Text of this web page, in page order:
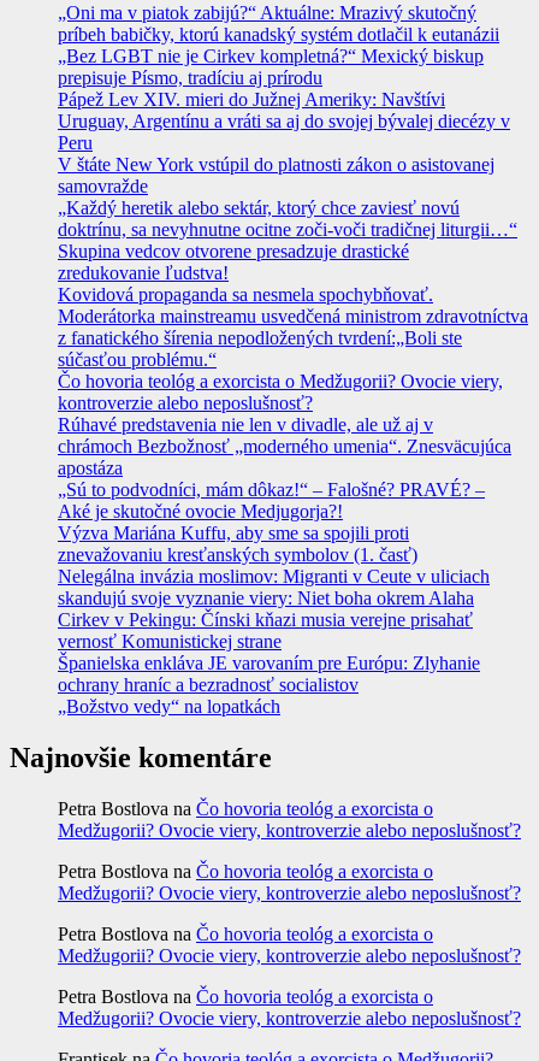
„Oni ma v piatok zabijú?“ Aktuálne: Mrazivý skutočný
príbeh babičky, ktorú kanadský systém dotlačil k eutanázii
„Bez LGBT nie je Cirkev kompletná?“ Mexický biskup
prepisuje Písmo, tradíciu aj prírodu
Pápež Lev XIV. mieri do Južnej Ameriky: Navštívi
Uruguay, Argentínu a vráti sa aj do svojej bývalej diecézy v
Peru
V štáte New York vstúpil do platnosti zákon o asistovanej
samovražde
„Každý heretik alebo sektár, ktorý chce zaviesť novú
doktrínu, sa nevyhnutne ocitne zoči-voči tradičnej liturgii…“
Skupina vedcov otvorene presadzuje drastické
zredukovanie ľudstva!
Kovidová propaganda sa nesmela spochybňovať.
Moderátorka mainstreamu usvedčená ministrom zdravotníctva
z fanatického šírenia nepodložených tvrdení:„Boli ste
súčasťou problému.“
Čo hovoria teológ a exorcista o Medžugorii? Ovocie viery,
kontroverzie alebo neposlušnosť?
Rúhavé predstavenia nie len v divadle, ale už aj v
chrámoch Bezbožnosť „moderného umenia“. Znesväcujúca
apostáza
„Sú to podvodníci, mám dôkaz!“ – Falošné? PRAVÉ? –
Aké je skutočné ovocie Medjugorja?!
Výzva Mariána Kuffu, aby sme sa spojili proti
znevažovaniu kresťanských symbolov (1. časť)
Nelegálna invázia moslimov: Migranti v Ceute v uliciach
skandujú svoje vyznanie viery: Niet boha okrem Alaha
Cirkev v Pekingu: Čínski kňazi musia verejne prisahať
vernosť Komunistickej strane
Španielska enkláva JE varovaním pre Európu: Zlyhanie
ochrany hraníc a bezradnosť socialistov
„Božstvo vedy“ na lopatkách
Najnovšie komentáre
Petra Bostlova na Čo hovoria teológ a exorcista o
Medžugorii? Ovocie viery, kontroverzie alebo neposlušnosť?
Petra Bostlova na Čo hovoria teológ a exorcista o
Medžugorii? Ovocie viery, kontroverzie alebo neposlušnosť?
Petra Bostlova na Čo hovoria teológ a exorcista o
Medžugorii? Ovocie viery, kontroverzie alebo neposlušnosť?
Petra Bostlova na Čo hovoria teológ a exorcista o
Medžugorii? Ovocie viery, kontroverzie alebo neposlušnosť?